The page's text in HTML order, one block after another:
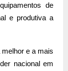
de
e produtiva a
e a mais
nacional em